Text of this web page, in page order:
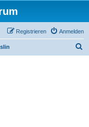
Anmelden
Registrieren